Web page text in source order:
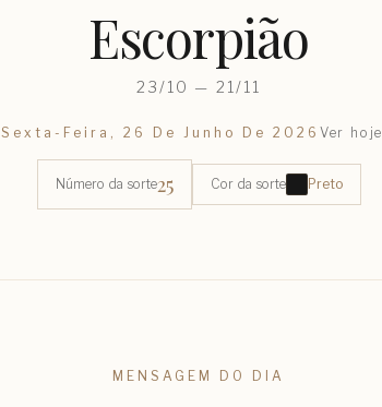
Escorpião
23/10 — 21/11
Sexta-Feira, 26 De Junho De 2026 Ver hoje
Número da sorte25 Cor da sorte Preto
MENSAGEM DO DIA